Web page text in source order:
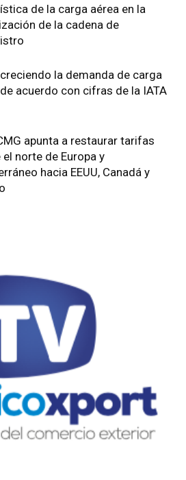
de la carga aérea en la
de la cadena de
la demanda de carga
acuerdo con cifras de la IATA
apunta a restaurar tarifas
el norte de Europa y
hacia EEUU, Canadá y